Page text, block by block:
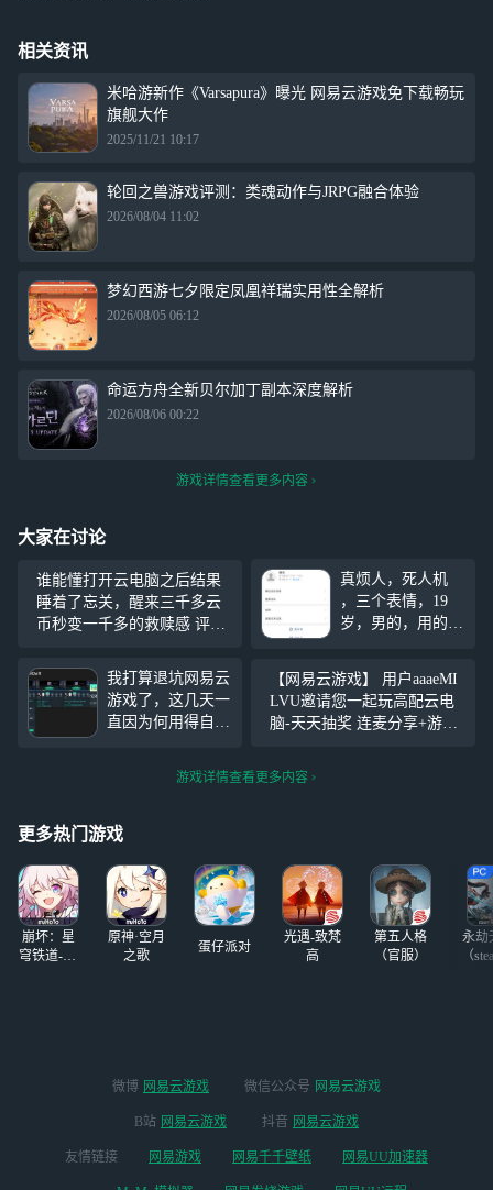
相关资讯
米哈游新作《Varsapura》曝光 网易云游戏免下载畅玩
旗舰大作
2025/11/21 10:17
轮回之兽游戏评测：类魂动作与JRPG融合体验
2026/08/04 11:02
梦幻西游七夕限定凤凰祥瑞实用性全解析
2026/08/05 06:12
命运方舟全新贝尔加丁副本深度解析
2026/08/06 00:22
游戏详情查看更多内容
大家在讨论
谁能懂打开云电脑之后结果
睡着了忘关，醒来三千多云
币秒变一千多的救赎感 评
（/TДT)/
真烦人，死人机
，三个表情，19
岁，男的，用的手
多块钱多块钱，拼
多多上面买的，真
的是笑死了，天天
就知道打游戏，他
我打算退坑网易云
游戏了，这几天一
直因为何用得自己
会产生一些不好的
心理，我也同时被
5年后甚至以后，
长时间的，我曾经
玩的游戏都是从网
易云游戏的推荐里
入坑的，
【网易云游戏】 用户aaaeMI
LVU邀请您一起玩高配云电
脑-天天抽奖 连麦分享+游戏
戏一起玩吧~ https://cg.163.co
游戏详情查看更多内容
更多热门游戏
崩坏：星
穹铁道-4.4
原神·空月
之歌
蛋仔派对
光遇-致梵
高
第五人格
（官服）
永劫
（
微博 网易云游戏 微信公众号 网易云游戏
B站 网易云游戏 抖音 网易云游戏
友情链接 网易游戏 网易千千壁纸 网易UU加速器